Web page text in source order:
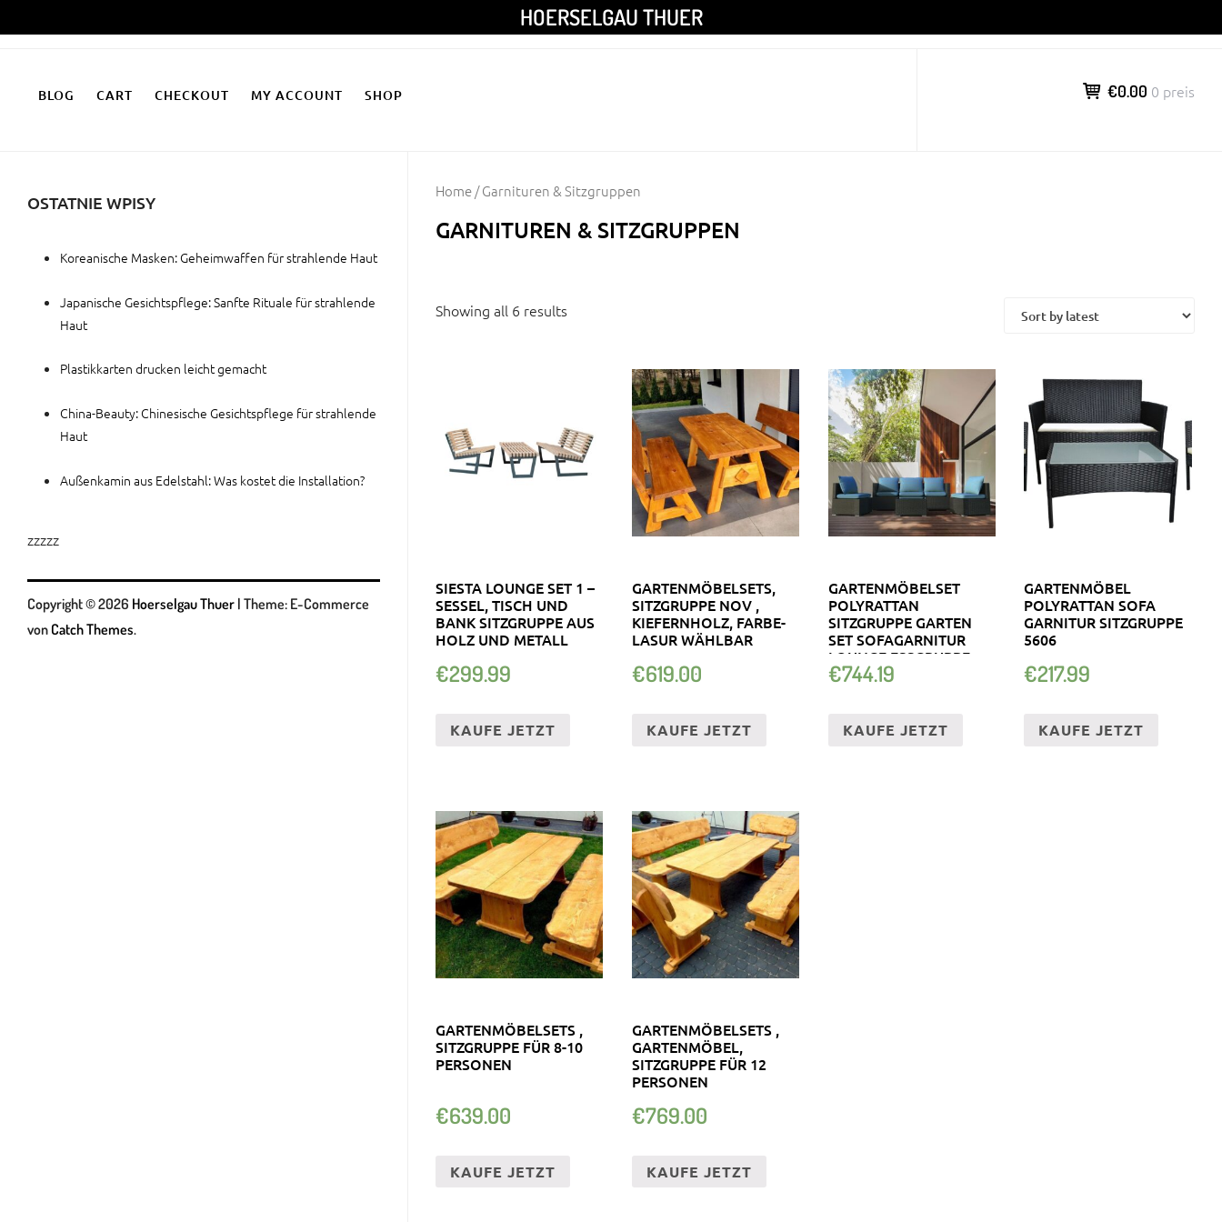
Inhalt
HOERSELGAU THUER
BLOG CART CHECKOUT MY ACCOUNT SHOP €0.00 0 preis
Home/ Garnituren & Sitzgruppen
GARNITUREN & SITZGRUPPEN
Showing all 6 results
SIESTA LOUNGE SET 1 –
SESSEL, TISCH UND
BANK SITZGRUPPE AUS
HOLZ UND METALL
€299.99
KAUFE JETZT
GARTENMÖBELSETS,
SITZGRUPPE NOV ,
KIEFERNHOLZ, FARBE-
LASUR WÄHLBAR
€619.00
KAUFE JETZT
GARTENMÖBELSET
POLYRATTAN
SITZGRUPPE GARTEN
SET SOFAGARNITUR
LOUNGE ESSGRUPPE
€744.19
KAUFE JETZT
GARTENMÖBEL
POLYRATTAN SOFA
GARNITUR SITZGRUPPE
5606
€217.99
KAUFE JETZT
GARTENMÖBELSETS ,
SITZGRUPPE FÜR 8-10
PERSONEN
€639.00
KAUFE JETZT
GARTENMÖBELSETS ,
GARTENMÖBEL,
SITZGRUPPE FÜR 12
PERSONEN
€769.00
KAUFE JETZT
OSTATNIE WPISY
Koreanische Masken: Geheimwaffen für strahlende Haut
Japanische Gesichtspflege: Sanfte Rituale für strahlende
Haut
Plastikkarten drucken leicht gemacht
China-Beauty: Chinesische Gesichtspflege für strahlende
Haut
Außenkamin aus Edelstahl: Was kostet die Installation?
zzzzz
Copyright © 2026 Hoerselgau Thuer | Theme: E-Commerce
von Catch Themes.